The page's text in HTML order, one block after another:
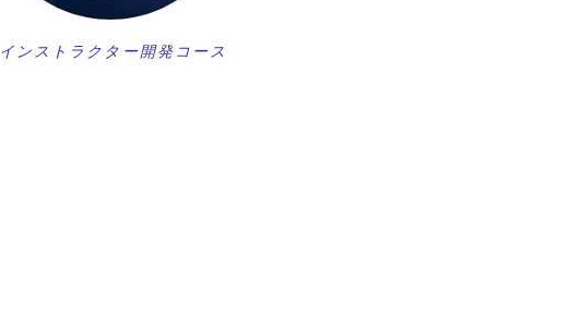
インストラクター開発コース